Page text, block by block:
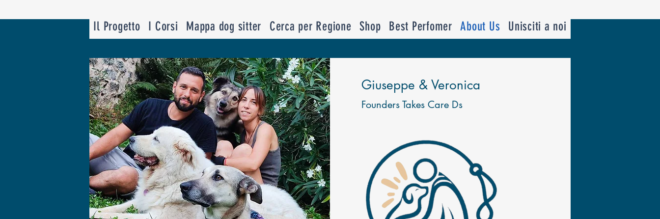
Il Progetto I Corsi Mappa dog sitter Cerca per Regione Shop Best Perfomer About Us Unisciti a noi
Giuseppe & Veronica
Founders Takes Care Ds